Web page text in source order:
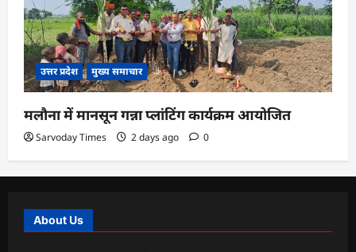
उत्तर प्रदेश मुख्य समाचार
मलौना में मानसून गन्ना प्लांटिंग कार्यक्रम आयोजित
Sarvoday Times 2 days ago 0
About Us